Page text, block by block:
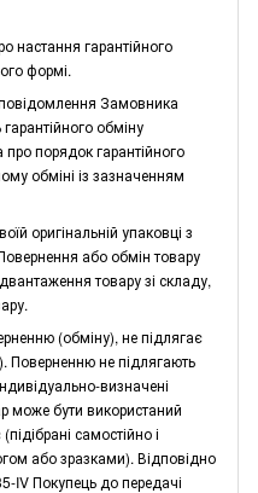
настання гарантійного
формі.
Замовника
обміну
порядок гарантійного
обміні із зазначенням
оригінальній упаковці з
або обмін товару
товару зі складу,
(обміну), не підлягає
Поверненню не підлягають
визначені
може бути використаний
самостійно і
або зразками). Відповідно
IV Покупець до передачі